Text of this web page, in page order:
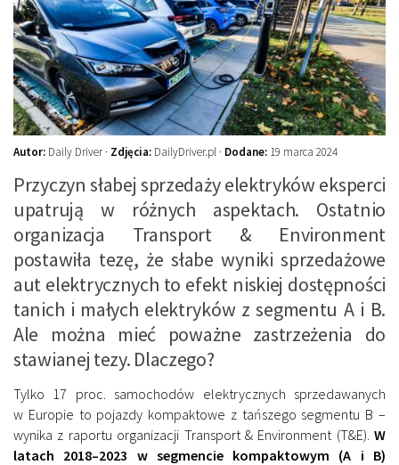
Przelicznik mocy
Auto z niemiec
Galerie
Autor: Daily Driver · Zdjęcia: DailyDriver.pl · Dodane: 19 marca 2024
Przyczyn słabej sprzedaży elektryków eksperci
upatrują w różnych aspektach. Ostatnio
organizacja Transport & Environment
postawiła tezę, że słabe wyniki sprzedażowe
aut elektrycznych to efekt niskiej dostępności
tanich i małych elektryków z segmentu A i B.
Ale można mieć poważne zastrzeżenia do
stawianej tezy. Dlaczego?
Tylko 17 proc. samochodów elektrycznych sprzedawanych
w Europie to pojazdy kompaktowe z tańszego segmentu B –
wynika z raportu organizacji Transport & Environment (T&E). W
latach 2018–2023 w segmencie kompaktowym (A i B)